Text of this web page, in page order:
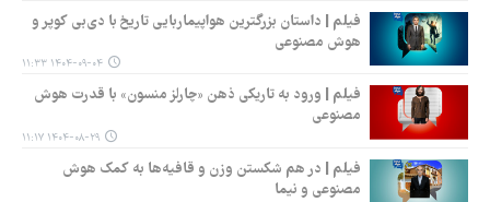
فیلم | داستان بزرگترین هواپیماربایی تاریخ با دی‌بی کوپر و
هوش مصنوعی
۱۴۰۴-۰۹-۰۴ ۱۱:۳۳
فیلم | ورود به تاریکی ذهن «چارلز منسون» با قدرت هوش
مصنوعی
۱۴۰۴-۰۸-۲۹ ۱۱:۱۷
فیلم | در هم شکستن وزن و قافیه‌ها به کمک هوش
مصنوعی و نیما